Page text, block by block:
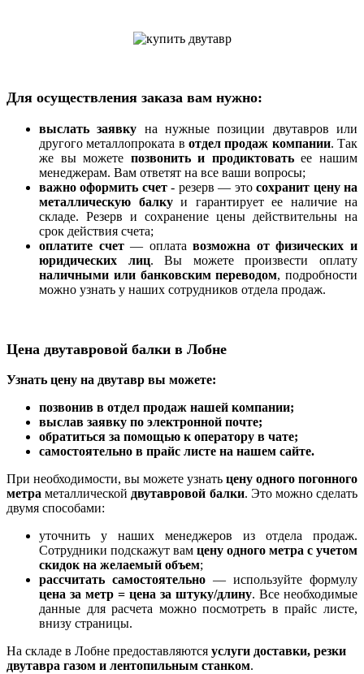
Для осуществления заказа вам нужно:
выслать заявку на нужные позиции двутавров или
другого металлопроката в отдел продаж компании. Так
же вы можете позвонить и продиктоватьее нашим
менеджерам. Вам ответят на все ваши вопросы;
важно оформить счет- резерв — этосохранит цену на
металлическую балкуи гарантирует ее наличие на
складе. Резерв и сохранение цены действительны на
срок действия счета;
оплатите счет— оплатавозможна от физических и
юридических лиц. Вы можете произвести оплату
наличными или банковским переводом, подробности
можно узнать у наших сотрудников отдела продаж.
Цена двутавровой балки в Лобне
Узнать цену на двутавр вы можете:
позвонив в отдел продаж нашей компании;
выслав заявку по электронной почте;
обратиться за помощью к оператору в чате;
самостоятельно в прайс листе на нашем сайте.
При необходимости, вы можете узнать цену одного погонного
метра металлическойдвутавровой балки. Это можно сделать
двумя способами:
уточнить у наших менеджеров из отдела продаж.
Сотрудники подскажут вам цену одного метра с учетом
скидок на желаемый объем;
рассчитать самостоятельно — используйте формулу
цена за метр = цена за штуку/длину. Все необходимые
данные для расчета можно посмотреть в прайс листе,
внизу страницы.
На складе в Лобне предоставляются услуги доставки, резки
двутавра газом и лентопильным станком.